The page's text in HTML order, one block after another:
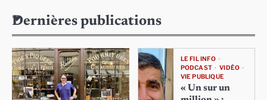
Dernières publications
LE FIL INFO
PODCAST
VIDÉO
VIE PUBLIQUE
« Un sur un